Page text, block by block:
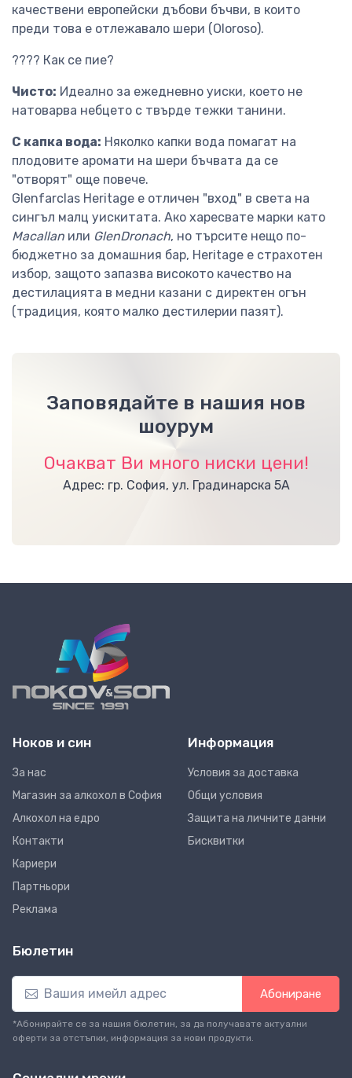
качествени европейски дъбови бъчви, в които
преди това е отлежавало шери (Oloroso).
???? Как се пие?
Чисто: Идеално за ежедневно уиски, което не
натоварва небцето с твърде тежки танини.
С капка вода: Няколко капки вода помагат на
плодовите аромати на шери бъчвата да се
"отворят" още повече.
Glenfarclas Heritage е отличен "вход" в света на
сингъл малц уискитата. Ако харесвате марки като
Macallan или GlenDronach, но търсите нещо по-
бюджетно за домашния бар, Heritage е страхотен
избор, защото запазва високото качество на
дестилацията в медни казани с директен огън
(традиция, която малко дестилерии пазят).
Заповядайте в нашия нов
шоурум
Очакват Ви много ниски цени!
Адрес: гр. София, ул. Градинарска 5А
Ноков и син
За нас
Магазин за алкохол в София
Алкохол на едро
Контакти
Кариери
Партньори
Реклама
Информация
Условия за доставка
Общи условия
Защита на личните данни
Бисквитки
Бюлетин
Абониране
*Абонирайте се за нашия бюлетин, за да получавате актуални
оферти за отстъпки, информация за нови продукти.